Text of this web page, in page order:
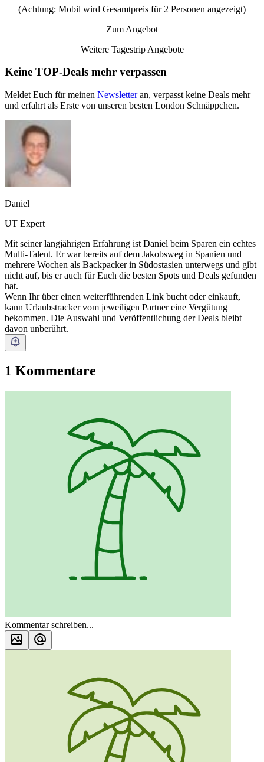
(Achtung: Mobil wird Gesamtpreis für 2 Personen angezeigt)
Zum Angebot
Weitere Tagestrip Angebote
Keine TOP-Deals mehr verpassen
Meldet Euch für meinen Newsletteran, verpasst keine Deals mehr
und erfahrt als Erste von unseren besten London Schnäppchen.
Daniel
UT Expert
Mit seiner langjährigen Erfahrung ist Daniel beim Sparen ein echtes
Multi-Talent. Er war bereits auf dem Jakobsweg in Spanien und
mehrere Wochen als Backpacker in Südostasien unterwegs und gibt
nicht auf, bis er auch für Euch die besten Spots und Deals gefunden
hat.
Wenn Ihr über einen weiterführenden Link bucht oder einkauft,
kann Urlaubstracker vom jeweiligen Partner eine Vergütung
bekommen. Die Auswahl und Veröffentlichung der Deals bleibt
davon unberührt.
1 Kommentare
Kommentar schreiben...